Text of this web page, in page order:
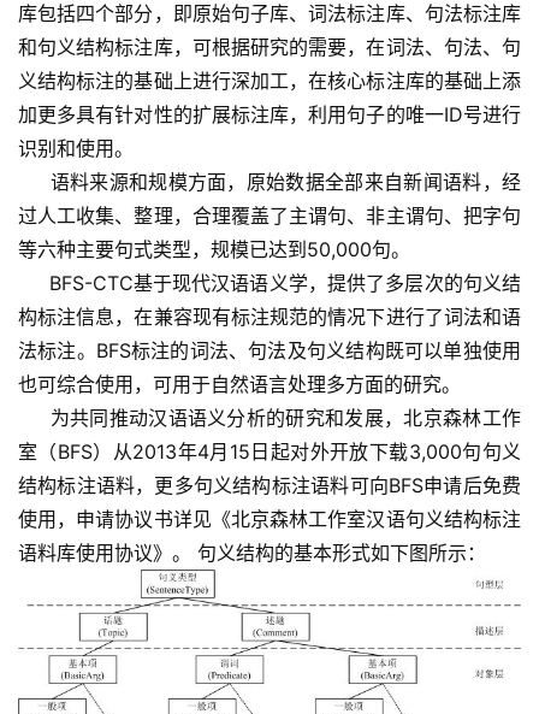
库包括四个部分，即原始句子库、词法标注库、句法标注库
和句义结构标注库，可根据研究的需要，在词法、句法、句
义结构标注的基础上进行深加工，在核心标注库的基础上添
加更多具有针对性的扩展标注库，利用句子的唯一ID号进行
识别和使用。
语料来源和规模方面，原始数据全部来自新闻语料，经
过人工收集、整理，合理覆盖了主谓句、非主谓句、把字句
等六种主要句式类型，规模已达到50,000句。
BFS-CTC基于现代汉语语义学，提供了多层次的句义结
构标注信息，在兼容现有标注规范的情况下进行了词法和语
法标注。BFS标注的词法、句法及句义结构既可以单独使用
也可综合使用，可用于自然语言处理多方面的研究。
为共同推动汉语语义分析的研究和发展，北京森林工作
室（BFS）从2013年4月15日起对外开放下载3,000句句义
结构标注语料，更多句义结构标注语料可向BFS申请后免费
使用，申请协议书详见《北京森林工作室汉语句义结构标注
语料库使用协议》。 句义结构的基本形式如下图所示：